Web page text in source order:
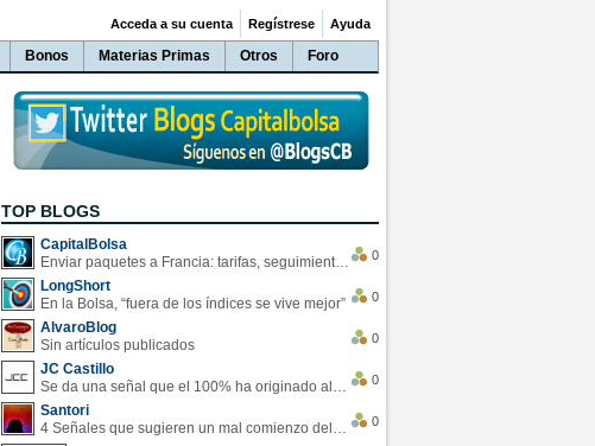
Bonos Materias Primas Otros Foro
Acceda a su cuenta Regístrese Ayuda
TOP BLOGS
CapitalBolsa
Enviar paquetes a Francia: tarifas, seguimiento y ventajas destacadas
0
LongShort
En la Bolsa, “fuera de los índices se vive mejor”
0
AlvaroBlog
Sin artículos publicados
0
JC Castillo
Se da una señal que el 100% ha originado alzas en las bolsas
0
Santori
4 Señales que sugieren un mal comienzo del 3T de la economía EEUU
0